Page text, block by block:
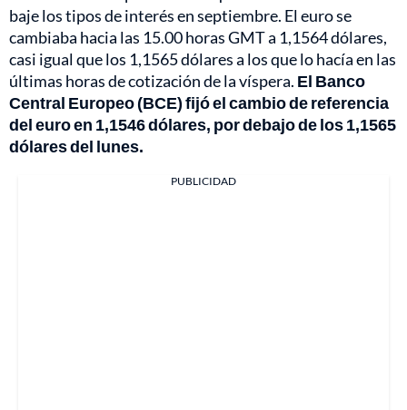
baje los tipos de interés en septiembre. El euro se
cambiaba hacia las 15.00 horas GMT a 1,1564 dólares,
casi igual que los 1,1565 dólares a los que lo hacía en las
últimas horas de cotización de la víspera. El Banco
Central Europeo (BCE) fijó el cambio de referencia
del euro en 1,1546 dólares, por debajo de los 1,1565
dólares del lunes.
PUBLICIDAD